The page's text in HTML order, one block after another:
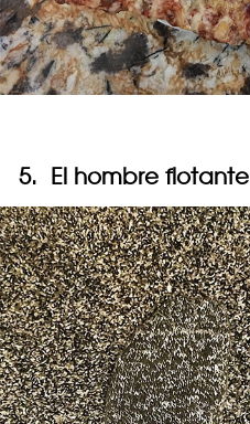
5. El hombre flotante